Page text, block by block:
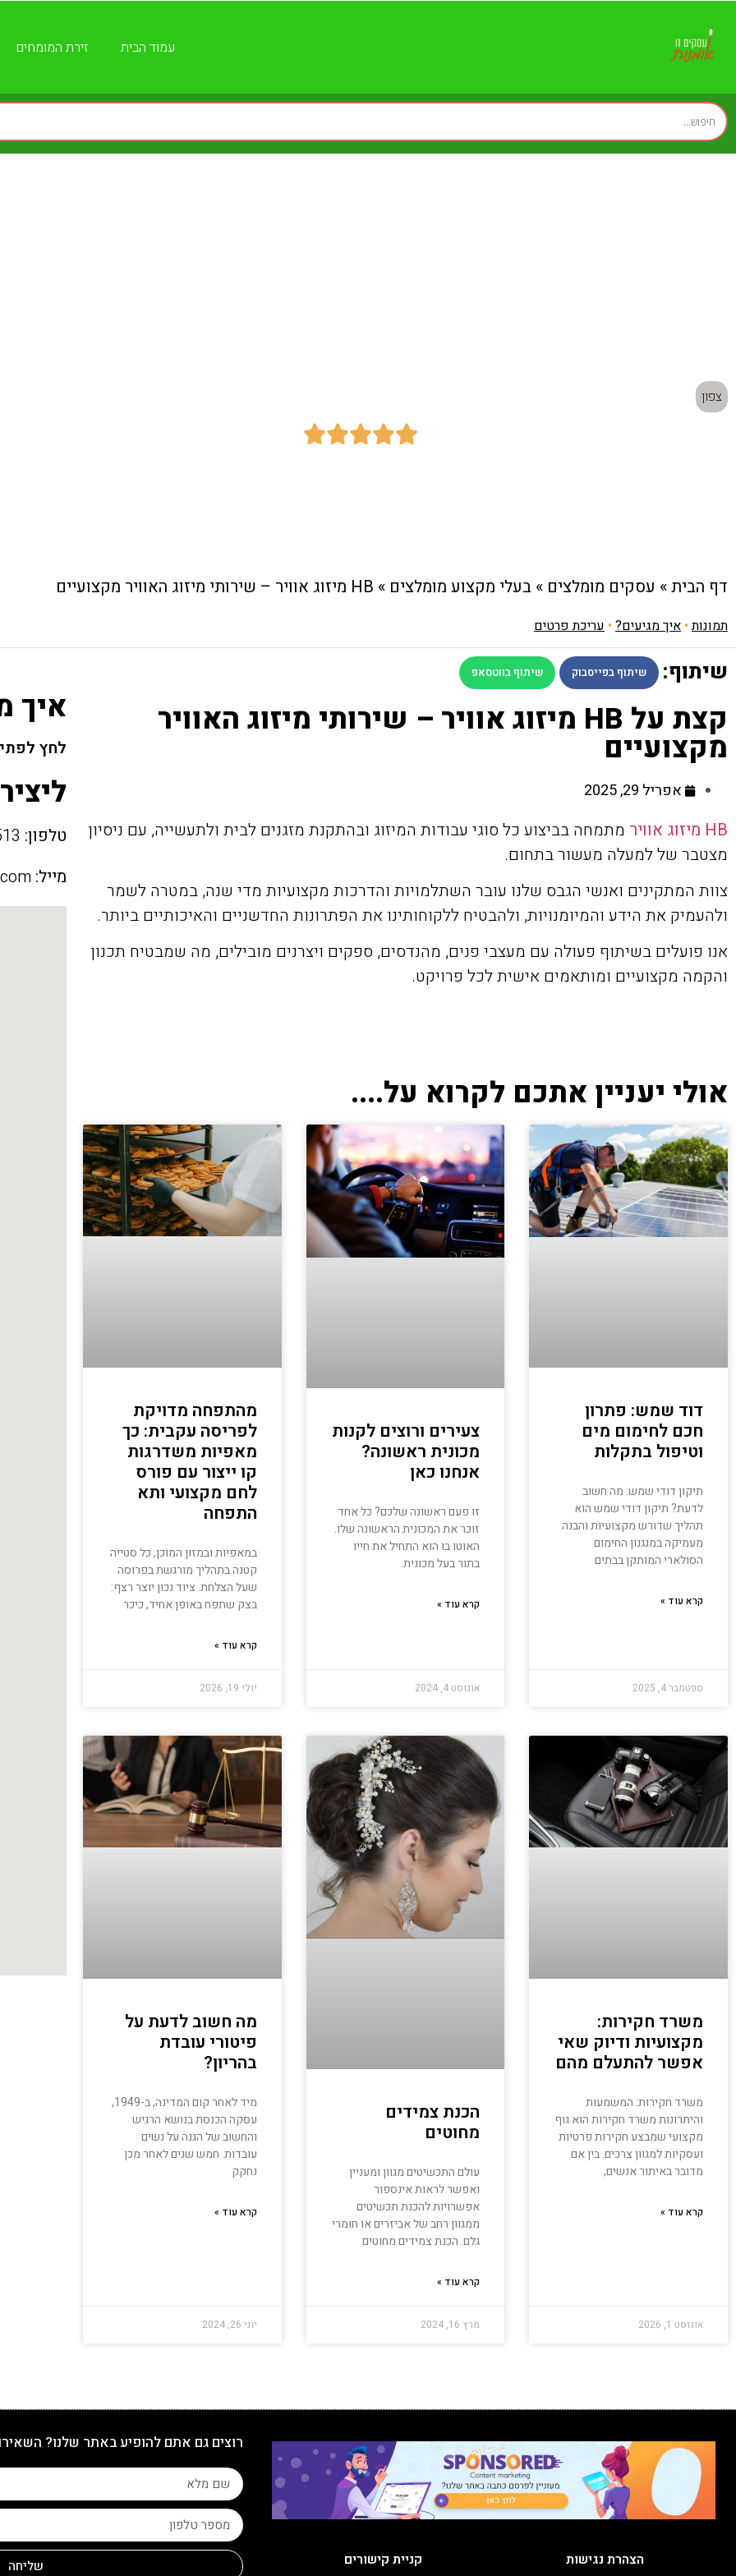
עמוד הבית זירת המומחים
צפון





דף הבית» עסקים מומלצים » בעלי מקצוע מומלצים » HB מיזוג אוויר – שירותי מיזוג האוויר מקצועיים
תמונות• איך מגיעים? • עריכת פרטים
שיתוף: שיתוף בפייסבוק שיתוף בווטסאפ
קצת על HB מיזוג אוויר – שירותי מיזוג האוויר
מקצועיים
אפריל 29, 2025
HB מיזוג אוויר
מתמחה בביצוע כל סוגי עבודות המיזוג ובהתקנת מזגנים לבית ולתעשייה, עם ניסיון
מצטבר של למעלה מעשור בתחום.
צוות המתקינים ואנשי הגבס שלנו עובר השתלמויות והדרכות מקצועיות מדי שנה, במטרה לשמר
ולהעמיק את הידע והמיומנויות, ולהבטיח ללקוחותינו את הפתרונות החדשניים והאיכותיים ביותר.
אנו פועלים בשיתוף פעולה עם מעצבי פנים, מהנדסים, ספקים ויצרנים מובילים, מה שמבטיח תכנון
והקמה מקצועיים ומותאמים אישית לכל פרויקט.
אולי יעניין אתכם לקרוא על....
דוד שמש: פתרון
חכם לחימום מים
וטיפול בתקלות
תיקון דודי שמש: מה חשוב
לדעת? תיקון דודי שמש הוא
תהליך שדורש מקצועיות והבנה
מעמיקה במנגנון החימום
הסולארי המותקן בבתים
קרא עוד »
ספטמבר 4, 2025
צעירים ורוצים לקנות
מכונית ראשונה?
אנחנו כאן
זו פעם ראשונה שלכם? כל אחד
זוכר את המכונית הראשונה שלו.
האוטו בו הוא התחיל את חייו
בתור בעל מכונית.
קרא עוד »
אוגוסט 4, 2024
מהתפחה מדויקת
לפריסה עקבית: כך
מאפיות משדרגות
קו ייצור עם פורס
לחם מקצועי ותא
התפחה
במאפיות ובמזון המוכן, כל סטייה
קטנה בתהליך מורגשת בפרוסה
שעל הצלחת. ציוד נכון יוצר רצף:
בצק שתפח באופן אחיד, כיכר
קרא עוד »
יולי 19, 2026
משרד חקירות:
מקצועיות ודיוק שאי
אפשר להתעלם מהם
משרד חקירות: המשמעות
והיתרונות משרד חקירות הוא גוף
מקצועי שמבצע חקירות פרטיות
ועסקיות למגוון צרכים. בין אם
מדובר באיתור אנשים,
קרא עוד »
אוגוסט 1, 2026
הכנת צמידים
מחוטים
עולם התכשיטים מגוון ומעניין
ואפשר לראות אינספור
אפשרויות להכנת תכשיטים
ממגוון רחב של אביזרים או חומרי
גלם. הכנת צמידים מחוטים
קרא עוד »
מרץ 16, 2024
מה חשוב לדעת על
פיטורי עובדת
בהריון?
מיד לאחר קום המדינה, ב-1949,
עסקה הכנסת בנושא הרגיש
והחשוב של הגנה על נשים
עובדות. חמש שנים לאחר מכן
נחקק
קרא עוד »
יוני 26, 2024
איך
לחץ
טלפון:
מייל:
הצהרת נגישות קניית קישורים
רוצים גם אתם להופיע באתר שלנו?
שליחה